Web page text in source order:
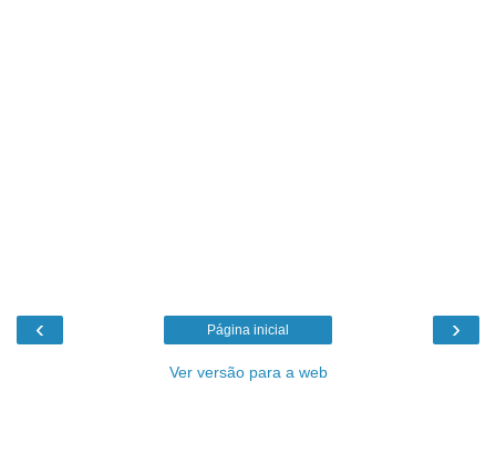
‹ ›
Página inicial
Ver versão para a web